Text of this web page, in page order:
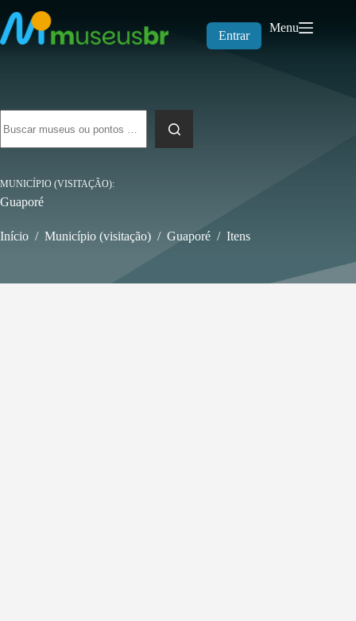
para
o
conteúdo
Entrar
Menu
resultados
MUNICÍPIO (VISITAÇÃO)
Guaporé
Início / Município (visitação) / Guaporé / Itens